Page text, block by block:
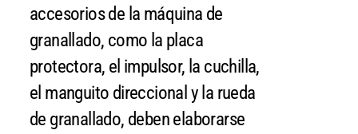
accesorios de la máquina de
granallado, como la placa
protectora, el impulsor, la cuchilla,
el manguito direccional y la rueda
de granallado, deben elaborarse